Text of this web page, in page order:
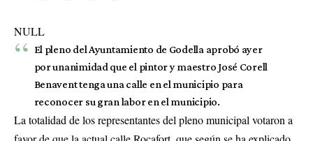
NULL
El pleno del Ayuntamiento de Godella aprobó ayer
por unanimidad que el pintor y maestro José Corell
Benavent tenga una calle en el municipio para
reconocer su gran labor en el municipio.
La totalidad de los representantes del pleno municipal votaron a